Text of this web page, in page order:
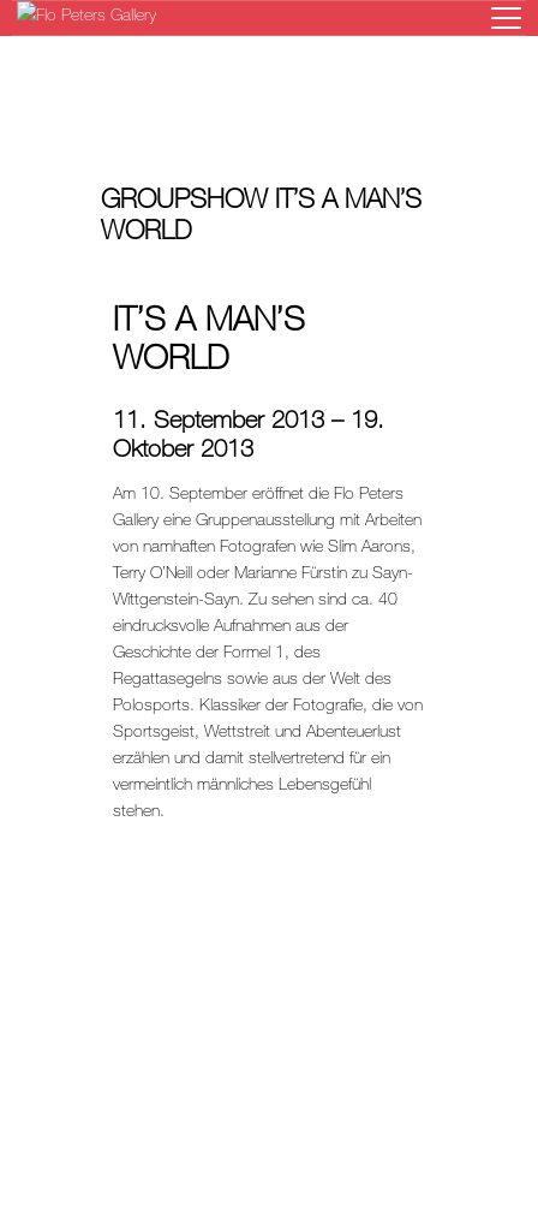
GALERIE
KÜNSTLER
NEWS
ONLINESHOP
GROUPSHOW IT’S A MAN’S
WORLD
IT’S A MAN’S
WORLD
11. September 2013 – 19.
Oktober 2013
Am 10. September eröffnet die Flo Peters
Gallery eine Gruppenausstellung mit Arbeiten
von namhaften Fotografen wie Slim Aarons,
Terry O’Neill oder Marianne Fürstin zu Sayn-
Wittgenstein-Sayn. Zu sehen sind ca. 40
eindrucksvolle Aufnahmen aus der
Geschichte der Formel 1, des
Regattasegelns sowie aus der Welt des
Polosports. Klassiker der Fotografie, die von
Sportsgeist, Wettstreit und Abenteuerlust
erzählen und damit stellvertretend für ein
vermeintlich männliches Lebensgefühl
stehen.